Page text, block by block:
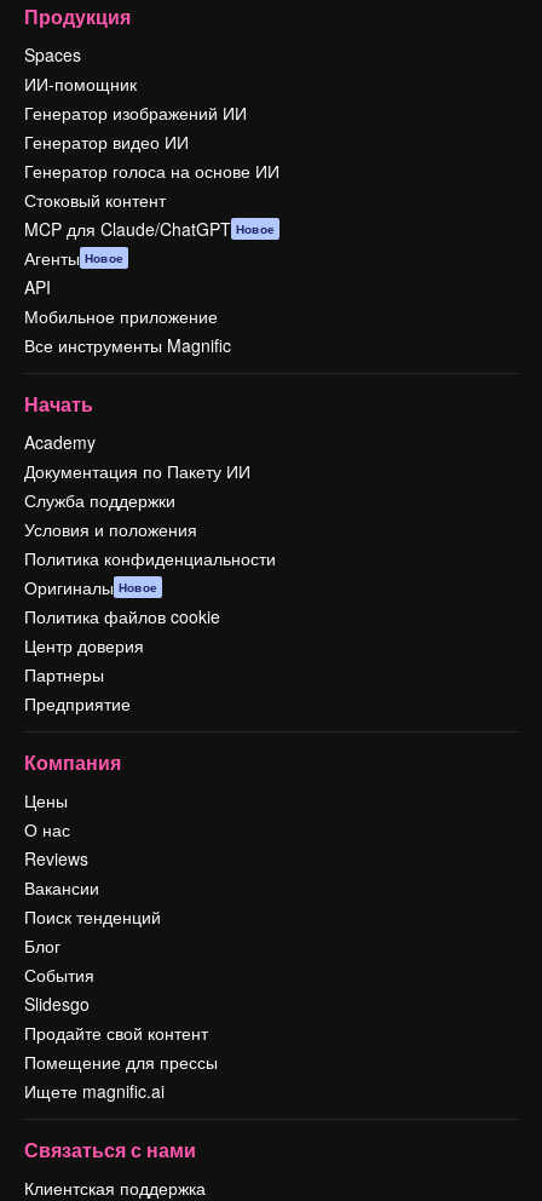
Продукция
Spaces
ИИ-помощник
Генератор изображений ИИ
Генератор видео ИИ
Генератор голоса на основе ИИ
Стоковый контент
MCP для Claude/ChatGPT Новое
Агенты Новое
API
Мобильное приложение
Все инструменты Magnific
Начать
Academy
Документация по Пакету ИИ
Служба поддержки
Условия и положения
Политика конфиденциальности
Оригиналы Новое
Политика файлов cookie
Центр доверия
Партнеры
Предприятие
Компания
Цены
О нас
Reviews
Вакансии
Поиск тенденций
Блог
События
Slidesgo
Продайте свой контент
Помещение для прессы
Ищете magnific.ai
Связаться с нами
Клиентская поддержка